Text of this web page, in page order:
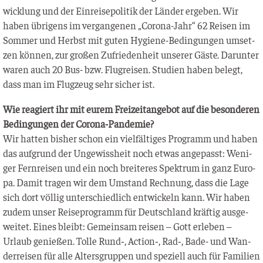
wick­lung und der Ein­rei­se­po­li­tik der Län­der erge­ben. Wir
haben übri­gens im ver­gan­ge­nen „Coro­na-Jahr“ 62 Rei­sen im
Som­mer und Herbst mit guten Hygie­ne-Bedin­gun­gen umset­
zen kön­nen, zur gro­ßen Zufrie­den­heit unse­rer Gäs­te. Dar­un­ter
waren auch 20 Bus- bzw. Flug­rei­sen. Stu­di­en haben belegt,
dass man im Flug­zeug sehr sicher ist.
Wie reagiert ihr mit eurem Frei­zeit­an­ge­bot auf die beson­de­ren
Bedin­gun­gen der Corona-Pandemie?
Wir hat­ten bis­her schon ein viel­fäl­ti­ges Pro­gramm und haben
das auf­grund der Unge­wiss­heit noch etwas ange­passt: Weni­
ger Fern­rei­sen und ein noch brei­te­res Spek­trum in ganz Euro­
pa. Damit tra­gen wir dem Umstand Rech­nung, dass die Lage
sich dort völ­lig unter­schied­lich ent­wi­ckeln kann. Wir haben
zudem unser Rei­se­pro­gramm für Deutsch­land kräf­tig aus­ge­
wei­tet. Eines bleibt: Gemein­sam rei­sen – Gott erle­ben –
Urlaub genie­ßen. Tol­le Rund‑, Action‑, Rad‑, Bade- und Wan­
der­rei­sen für alle Alters­grup­pen und spe­zi­ell auch für Fami­li­en